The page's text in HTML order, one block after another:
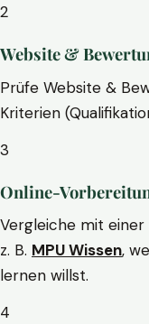
2
Website &
Prüfe Website &
Kriterien
3
Online-
Vergleiche mit
z. B. MPU Wissen,
lernen willst.
4